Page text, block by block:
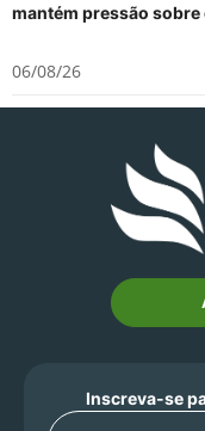
mantém pressão
06/08/26
Inscreva-se